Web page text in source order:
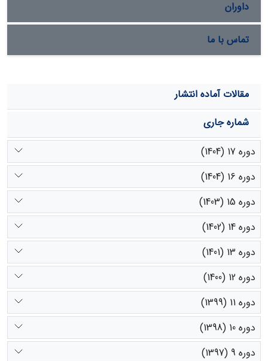
داوران
تماس با ما
مقالات آماده انتشار
شماره جاری
دوره 17 (1404)
دوره 16 (1404)
دوره 15 (1403)
دوره 14 (1402)
دوره 13 (1401)
دوره 12 (1400)
دوره 11 (1399)
دوره 10 (1398)
دوره 9 (1397)